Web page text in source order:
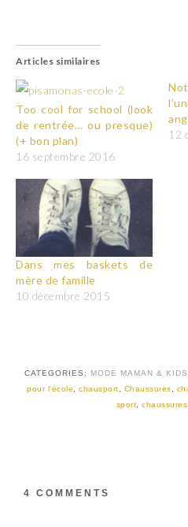
Articles similaires
Too cool for school (look
de rentrée… ou presque)
(+ bon plan)
16 septembre 2016
12
Dans mes baskets de
mère de famille
10 décembre 2015
CATEGORIES: MODE MAMAN & KIDS
pour l'école
chausport Chaussures
sport
4 COMMENTS